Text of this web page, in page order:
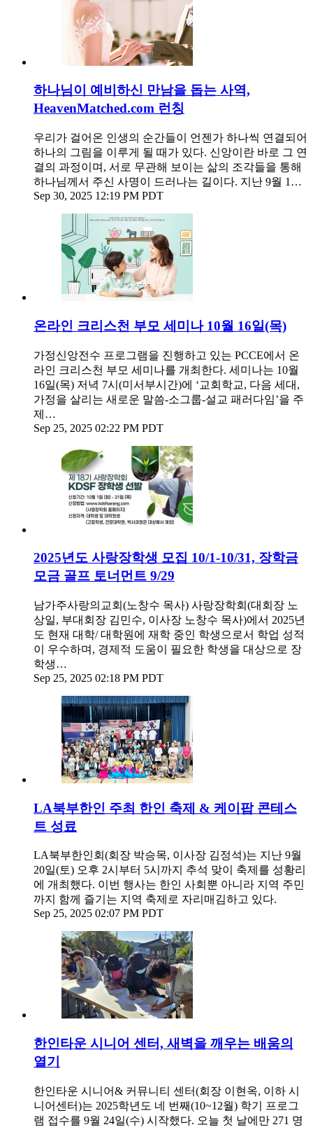
하나님이 예비하신 만남을 돕는 사역,
HeavenMatched.com 런칭
우리가 걸어온 인생의 순간들이 언젠가 하나씩 연결되어
하나의 그림을 이루게 될 때가 있다. 신앙이란 바로 그 연
결의 과정이며, 서로 무관해 보이는 삶의 조각들을 통해
하나님께서 주신 사명이 드러나는 길이다. 지난 9월 1…
Sep 30, 2025 12:19 PM PDT
온라인 크리스천 부모 세미나 10월 16일(목)
가정신앙전수 프로그램을 진행하고 있는 PCCE에서 온
라인 크리스천 부모 세미나를 개최한다. 세미나는 10월
16일(목) 저녁 7시(미서부시간)에 ‘교회학교, 다음 세대,
가정을 살리는 새로운 말씀-소그룹-설교 패러다임’을 주
제…
Sep 25, 2025 02:22 PM PDT
2025년도 사랑장학생 모집 10/1-10/31, 장학금
모금 골프 토너먼트 9/29
남가주사랑의교회(노창수 목사) 사랑장학회(대회장 노
상일, 부대회장 김민수, 이사장 노창수 목사)에서 2025년
도 현재 대학/ 대학원에 재학 중인 학생으로서 학업 성적
이 우수하며, 경제적 도움이 필요한 학생을 대상으로 장
학생…
Sep 25, 2025 02:18 PM PDT
LA북부한인 주최 한인 축제 & 케이팝 콘테스
트 성료
LA북부한인회(회장 박승목, 이사장 김정석)는 지난 9월
20일(토) 오후 2시부터 5시까지 추석 맞이 축제를 성황리
에 개최했다. 이번 행사는 한인 사회뿐 아니라 지역 주민
까지 함께 즐기는 지역 축제로 자리매김하고 있다.
Sep 25, 2025 02:07 PM PDT
한인타운 시니어 센터, 새벽을 깨우는 배움의
열기
한인타운 시니어& 커뮤니티 센터(회장 이현옥, 이하 시
니어센터)는 2025학년도 네 번째(10~12월) 학기 프로그
램 접수를 9월 24일(수) 시작했다. 오늘 첫 날에만 271 명